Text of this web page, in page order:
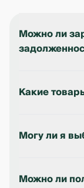
Можно ли
фиксируются
Какие
нормами
Могу ли я
Можно ли